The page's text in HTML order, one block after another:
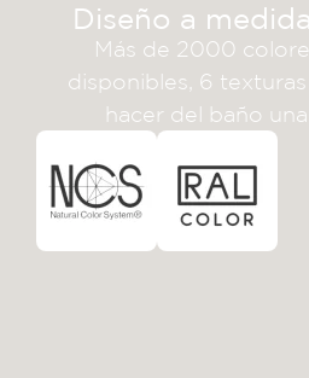
Diseño a
Más de 2000
disponibles, 6
hacer del baño